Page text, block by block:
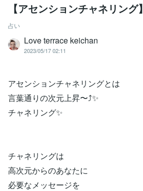
【アセンションチャネリング】
占い
Love terrace keichan
2023/05/17 02:11
アセンションチャネリングとは
言葉通りの次元上昇〜⤴︎✨
チャネリング✨
チャネリングは
高次元からのあなたに
必要なメッセージを